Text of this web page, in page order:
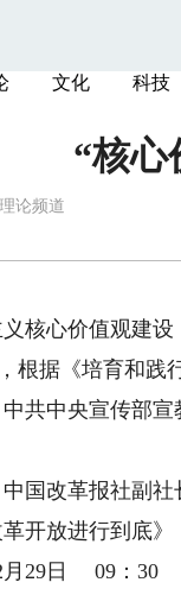
文化 科技
“核心
论频道
心价值观建设
根据《培育和
共中央宣传部
中国改革报社副
放进行到底》
月29日 09：30